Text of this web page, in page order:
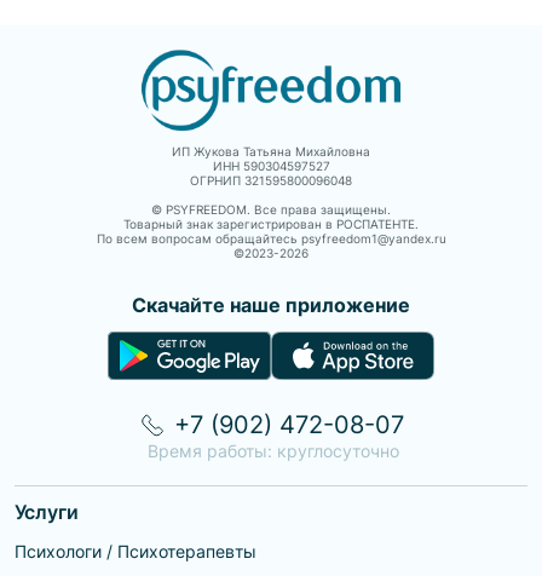
ИП Жукова Татьяна Михайловна
ИНН 590304597527
ОГРНИП 321595800096048
© PSYFREEDOM. Все права защищены.
Товарный знак зарегистрирован в РОСПАТЕНТЕ.
По всем вопросам обращайтесь psyfreedom1@yandex.ru
©2023-2026
Скачайте наше приложение
Услуги
Психологи / Психотерапевты
+7 (902) 472-08-07
Время работы: круглосуточно